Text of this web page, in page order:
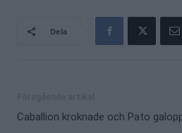
Dela
Caballion kroknade och Pato